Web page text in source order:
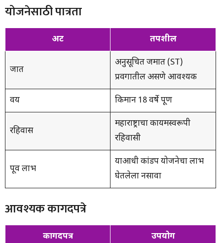
योजनेसाठी पात्रता
अट तपशील
जात
अनुसूचित जमात (ST)
प्रवर्गातील असणे आवश्यक
वय किमान 18 वर्षे पूर्ण
रहिवास
महाराष्ट्राचा कायमस्वरूपी
रहिवासी
पूर्व लाभ
याआधी कांडप योजनेचा लाभ
घेतलेला नसावा
आवश्यक कागदपत्रे
कागदपत्र उपयोग